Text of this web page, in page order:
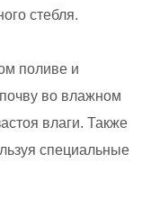
стебля.
поливе и
во влажном
влаги. Также
специальные